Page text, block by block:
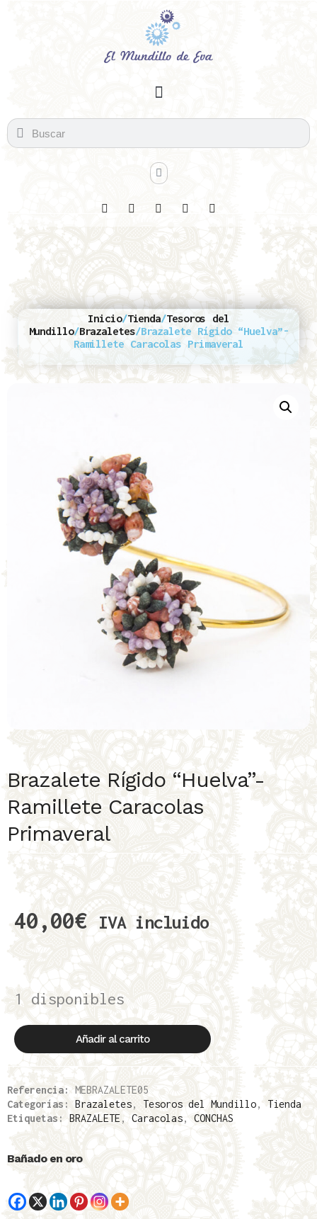
Inicio/Tienda/Tesoros del
Mundillo/Brazaletes/Brazalete Rígido “Huelva”-
Ramillete Caracolas Primaveral
Brazalete Rígido “Huelva”-
Ramillete Caracolas
Primaveral
40,00€ IVA incluido
1 disponibles
Añadir al carrito
Referencia: MEBRAZALETE05
Categorías:
Brazaletes, Tesoros del Mundillo, Tienda
Etiquetas:
BRAZALETE , Caracolas, CONCHAS
Bañado en oro